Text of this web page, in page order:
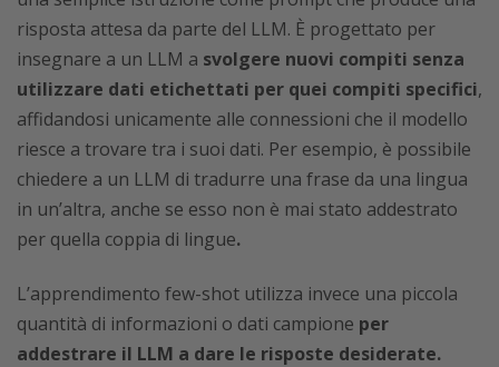
risposta attesa da parte del LLM. È progettato per
insegnare a un LLM a svolgere nuovi compiti senza
utilizzare dati etichettati per quei compiti specifici,
affidandosi unicamente alle connessioni che il modello
riesce a trovare tra i suoi dati. Per esempio, è possibile
chiedere a un LLM di tradurre una frase da una lingua
in un’altra, anche se esso non è mai stato addestrato
per quella coppia di lingue.
L’apprendimento few-shot utilizza invece una piccola
quantità di informazioni o dati campione per
addestrare il LLM a dare le risposte desiderate.